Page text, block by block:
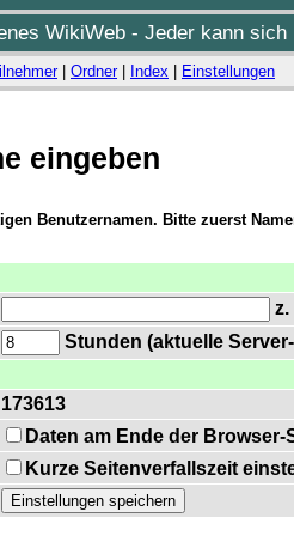
WikiWeb - Jeder kann sich
| Ordner| Index Einstellungen
eingeben
Benutzernamen. Bitte zuerst
z.
Stunden (aktuelle
173613
Daten am Ende der
Kurze Seitenverfallszeit